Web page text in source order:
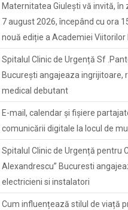
Maternitatea Giulești vă invită, în
7 august 2026, începând cu ora
nouă ediție a Academiei Viitorilor
Spitalul Clinic de Urgență Sf
București angajeaza ingrijitoare,
medical debutant
E-mail, calendar şi fişiere
comunicării digitale la locul de
Spitalul Clinic de Urgență pentru
Alexandrescu” Bucuresti
electricieni si instalatori
Cum influențează stilul de viață